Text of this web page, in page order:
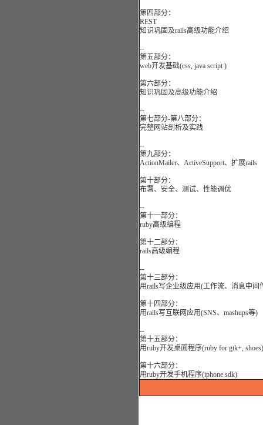
第四部分：
REST
知识巩固及rails高级功能介绍
--
第五部分：
web开发基础(css, java script )
第六部分：
知识巩固及高级功能介绍
--
第七部分-第八部分：
完整网站剖析及实践
--
第九部分：
ActionMailer、ActiveSupport、扩展rails
第十部分：
布署、安全、测试、性能调优
--
第十一部分：
ruby高级编程
第十二部分：
rails高级编程
--
第十三部分：
用rails写企业级应用(工作流、消息中间
第十四部分：
用rails写互联网应用(SNS、mashups等)
--
第十五部分：
用ruby开发桌面程序(ruby for gtk+, shoes)
第十六部分：
用ruby开发手机程序(iphone sdk)